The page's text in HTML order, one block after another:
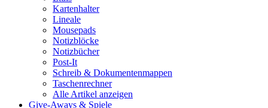
Kartenhalter
Lineale
Mousepads
Notizblöcke
Notizbücher
Post-It
Schreib & Dokumentenmappen
Taschenrechner
Alle Artikel anzeigen
Give-Aways & Spiele